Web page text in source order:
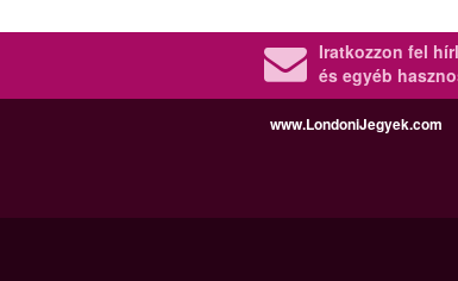
Iratkozzon fel
és egyéb
www.LondoniJegyek.com